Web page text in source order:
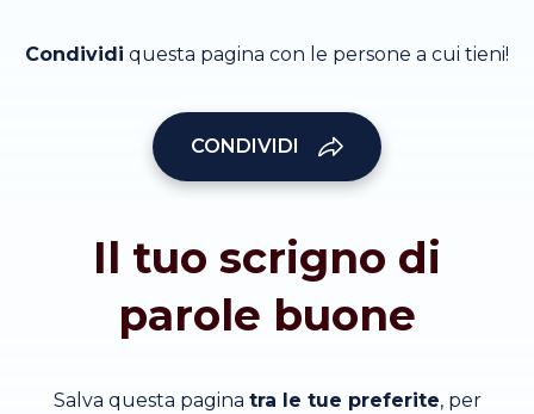
Condividi questa pagina con le persone a cui tieni!
CONDIVIDI
Il tuo scrigno di
parole buone
Salva questa pagina tra le tue preferite, per